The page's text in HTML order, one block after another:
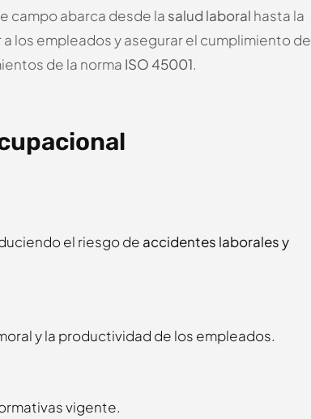
campo abarca desde la salud laboral hasta la
los empleados y asegurar el cumplimiento de
de la norma ISO 45001.
el riesgo de accidentes laborales y
y la productividad de los empleados.
vigente.